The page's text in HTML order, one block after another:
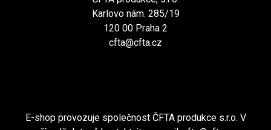
Karlovo nám. 285/19
120 00 Praha 2
cfta@cfta.cz
E-shop provozuje společnost ČFTA produkce s.r.o. V